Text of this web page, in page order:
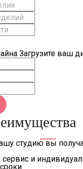
Загрузите ваш
студию вы
и